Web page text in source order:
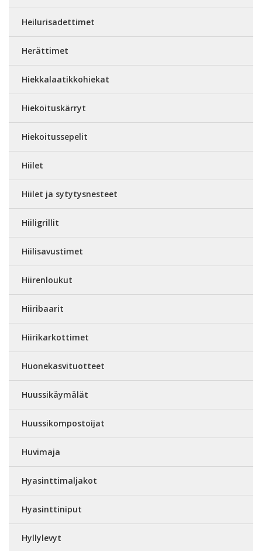
Heilurisadettimet
Herättimet
Hiekkalaatikkohiekat
Hiekoituskärryt
Hiekoitussepelit
Hiilet
Hiilet ja sytytysnesteet
Hiiligrillit
Hiilisavustimet
Hiirenloukut
Hiiribaarit
Hiirikarkottimet
Huonekasvituotteet
Huussikäymälät
Huussikompostoijat
Huvimaja
Hyasinttimaljakot
Hyasinttiniput
Hyllylevyt